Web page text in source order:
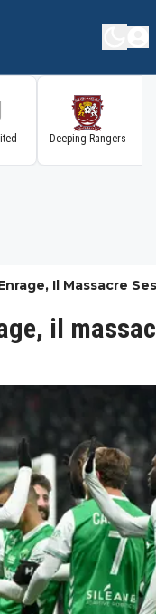
Deeping Rangers
Il Massacre Ses
il